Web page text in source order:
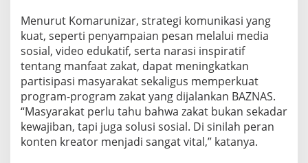
Menurut Komarunizar, strategi komunikasi yang
kuat, seperti penyampaian pesan melalui media
sosial, video edukatif, serta narasi inspiratif
tentang manfaat zakat, dapat meningkatkan
partisipasi masyarakat sekaligus memperkuat
program-program zakat yang dijalankan BAZNAS.
“Masyarakat perlu tahu bahwa zakat bukan sekadar
kewajiban, tapi juga solusi sosial. Di sinilah peran
konten kreator menjadi sangat vital,” katanya.